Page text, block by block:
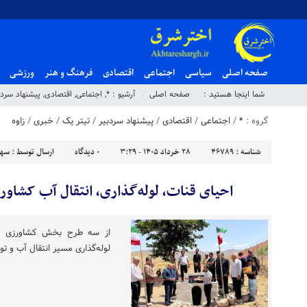
صفحه اصلی سیاسی اجتماعی اقتصادی فرهنگ و هنر ورزشی
شما اینجا هستید : صفحه اصلی آرشیو : *
, اجتماعی, اقتصادی, پیشنهاد
گروه : *
/اجتماعی/اقتصادی/پیشنهاد سردبیر/تیتر یک/ خبری/زاوه
شناسه : 46789 ۲۸ خرداد ۱۴۰۵ - ۳:۲۹ ۰ دیدگاه ارسال توسط :
احیای قنات، لوله‌گذاری، انتقال آب
از سه طرح بخش کشاورزی
لوله‌گذاری مسیر انتقال آب